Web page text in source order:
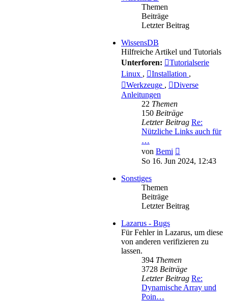
Themen
Beiträge
Letzter Beitrag
WissensDB
Hilfreiche Artikel und Tutorials
Unterforen:
Tutorialserie
Linux , Installation ,
Werkzeuge ,
Diverse
Anleitungen
22 Themen
150 Beiträge
Letzter Beitrag Re:
Nützliche Links auch für
…
von Bemi
Beitrag
So 16. Jun 2024, 12:43
Sonstiges
Themen
Beiträge
Letzter Beitrag
Lazarus - Bugs
Für Fehler in Lazarus, um diese
von anderen verifizieren zu
lassen.
394 Themen
3728 Beiträge
Letzter Beitrag Re:
Dynamische Array und
Poin…